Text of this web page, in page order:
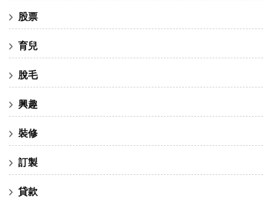
股票
育兒
脫毛
興趣
裝修
訂製
貸款